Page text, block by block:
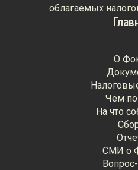
О
Чем
На что
СМИ о
облагаемых